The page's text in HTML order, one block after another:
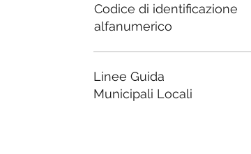
Codice di identificazione
alfanumerico
Linee Guida
Municipali Locali